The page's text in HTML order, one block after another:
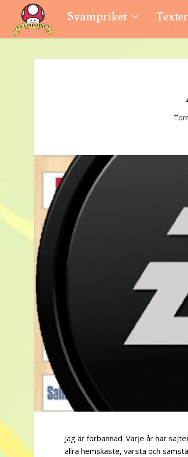
Svampriket Texter
Jag är förbannad. Varje år har
allra hemskaste, värsta och